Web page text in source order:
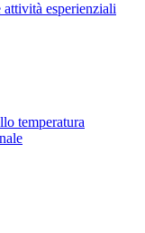
esperienziali
temperatura